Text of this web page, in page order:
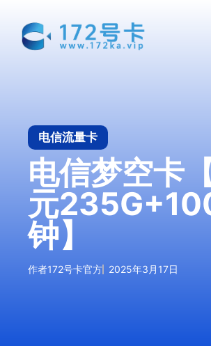
电信流量卡
电信梦空卡
元
钟】
作者172号卡官方 2025年3月17日